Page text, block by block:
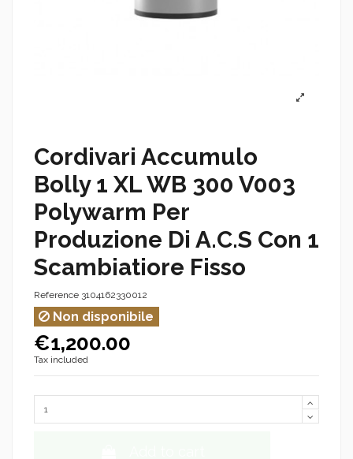
Cordivari Accumulo
Bolly 1 XL WB 300 V003
Polywarm Per
Produzione Di A.C.S Con 1
Scambiatiore Fisso
Reference 3104162330012
Non disponibile
€1,200.00
Tax included